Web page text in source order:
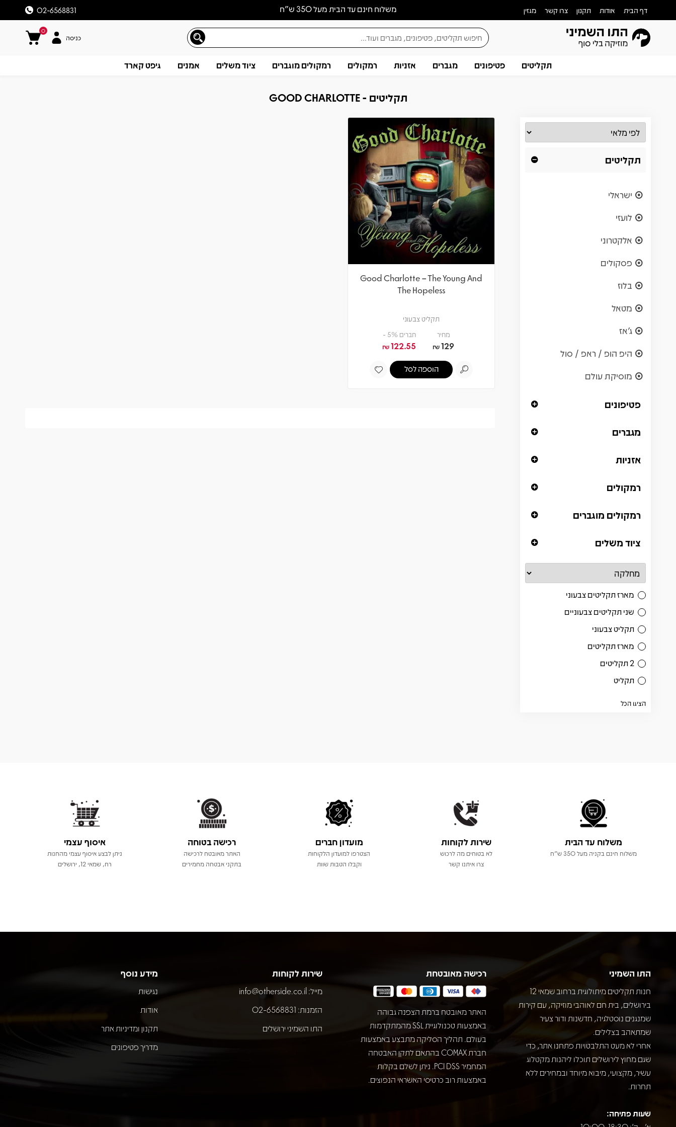
משלוח חינם עד הבית מעל 350 ש״ח דף הבית אודות תקנון צרו קשר מגזין 02-6568831
0
כניסה
תקליטים פטיפונים מגברים אזניות רמקולים רמקולים מוגברים ציוד משלים אמנים גיפט קארד
תקליטים - GOOD CHARLOTTE
תקליטים
ישראלי
לועזי
אלקטרוני
פסקולים
בלוז
מטאל
ג'אז
היפ הופ / ראפ / סול
מוסיקת עולם
פטיפונים
מגברים
אזניות
רמקולים
רמקולים מוגברים
ציוד משלים
מארז תקליטים צבעוני
שני תקליטים צבעוניים
תקליט צבעוני
מארז תקליטים
2 תקליטים
תקליט
הציגו הכל
Good Charlotte – The Young And
The Hopeless
תקליט צבעוני
מחיר
129
₪
חברים 5% -
122.55
₪
הוספה לסל
משלוח עד הבית
משלוח חינם בקניה מעל 350 ש"ח
שירות לקוחות
לא בטוחים מה לרכוש
צרו איתנו קשר
מועדון חברים
הצטרפו למועדון הלקוחות
וקבלו הטבות שוות
רכישה בטוחה
האתר מאובטח לרכישה
בתקני אבטחה מחמירים
איסוף עצמי
ניתן לבצע איסוף עצמי מהחנות
רח, שמאי 12, ירושלים
התו השמיני
חנות תקליטים מיתולוגית ברחוב שמאי 12
בירושלים, בית חם לאוהבי מוזיקה, עם קירות
שמנגנים נוסטלגיה, חדשנות ודור צעיר
שמתאהב בצלילים.
אחרי לא מעט התלבטויות פתחנו אתר, כדי
שגם מחוץ לירושלים תוכלו ליהנות מקטלוג
עשיר, מקצועי, מיבוא מיוחד ובמחירים ללא
תחרות.
שעות פתיחה:
רכישה מאובטחת
האתר מאובטח ברמת הצפנה גבוהה
באמצעות טכנולוגיית SSL מהמתקדמות
בעולם. תהליך הסליקה מתבצע באמצעות
חברת COMAX בהתאם לתקן האבטחה
המחמיר PCI DSS. ניתן לשלם בקלות
באמצעות רוב כרטיסי האשראי הנפוצים.
שירות לקוחות
מייל: info@otherside.co.il
הזמנות: 02-6568831
התו השמיני ירושלים
מידע נוסף
נגישות
אודות
תקנון ומדיניות אתר
מדריך פטיפונים